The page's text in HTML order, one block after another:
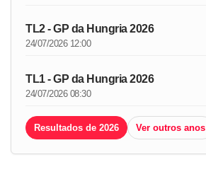
TL2 - GP da Hungria 2026
24/07/2026 12:00
TL1 - GP da Hungria 2026
24/07/2026 08:30
Resultados de 2026 Ver outros anos